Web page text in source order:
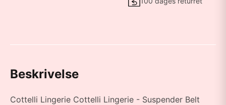
Beskrivelse
Cottelli Lingerie Cottelli Lingerie - Suspender Belt